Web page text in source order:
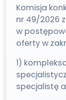
Komisja
nr 49/2026 z
w
oferty w
1)
specjalistę